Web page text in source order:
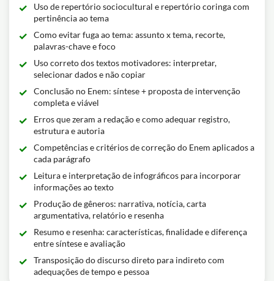
Uso de repertório sociocultural e repertório coringa com
pertinência ao tema
Como evitar fuga ao tema: assunto x tema, recorte,
palavras-chave e foco
Uso correto dos textos motivadores: interpretar,
selecionar dados e não copiar
Conclusão no Enem: síntese + proposta de intervenção
completa e viável
Erros que zeram a redação e como adequar registro,
estrutura e autoria
Competências e critérios de correção do Enem aplicados a
cada parágrafo
Leitura e interpretação de infográficos para incorporar
informações ao texto
Produção de gêneros: narrativa, notícia, carta
argumentativa, relatório e resenha
Resumo e resenha: características, finalidade e diferença
entre síntese e avaliação
Transposição do discurso direto para indireto com
adequações de tempo e pessoa